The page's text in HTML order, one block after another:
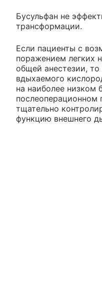
Бусульфан не
трансформации.
Если пациенты с
поражением легких
общей анестезии,
вдыхаемого
на наиболее низком
послеоперационном
тщательно
функцию внешнего